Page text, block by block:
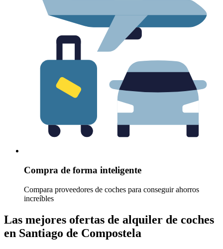
Compra de forma inteligente
Compara proveedores de coches para conseguir ahorros
increíbles
Las mejores ofertas de alquiler de coches
en Santiago de Compostela